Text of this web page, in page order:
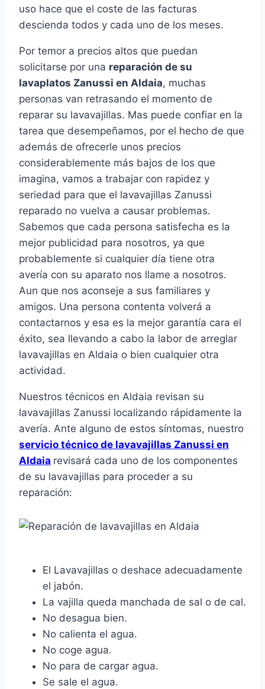
uso hace que el coste de las facturas
descienda todos y cada uno de los meses.
Por temor a precios altos que puedan
solicitarse por una reparación de su
lavaplatos Zanussi en Aldaia, muchas
personas van retrasando el momento de
reparar su lavavajillas. Mas puede confiar en la
tarea que desempeñamos, por el hecho de que
además de ofrecerle unos precios
considerablemente más bajos de los que
imagina, vamos a trabajar con rapidez y
seriedad para que el lavavajillas Zanussi
reparado no vuelva a causar problemas.
Sabemos que cada persona satisfecha es la
mejor publicidad para nosotros, ya que
probablemente si cualquier día tiene otra
avería con su aparato nos llame a nosotros.
Aun que nos aconseje a sus familiares y
amigos. Una persona contenta volverá a
contactarnos y esa es la mejor garantía cara el
éxito, sea llevando a cabo la labor de arreglar
lavavajillas en Aldaia o bien cualquier otra
actividad.
Nuestros técnicos en Aldaia revisan su
lavavajillas Zanussi localizando rápidamente la
avería. Ante alguno de estos síntomas, nuestro
servicio técnico de lavavajillas Zanussi en
Aldaia revisará cada uno de los componentes
de su lavavajillas para proceder a su
reparación:
El Lavavajillas o deshace adecuadamente
el jabón.
La vajilla queda manchada de sal o de cal.
No desagua bien.
No calienta el agua.
No coge agua.
No para de cargar agua.
Se sale el agua.